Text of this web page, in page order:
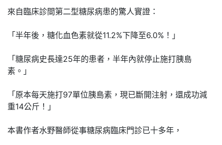
來自臨床診間第二型糖尿病患的驚人實證：
「半年後，糖化血色素就從11.2%下降至6.0%！」
「糖尿病史長達25年的患者，半年內就停止施打胰島
素。」
「原本每天施打97單位胰島素，現已斷開注射，還成功減
重14公斤！」
本書作者水野醫師從事糖尿病臨床門診已十多年，